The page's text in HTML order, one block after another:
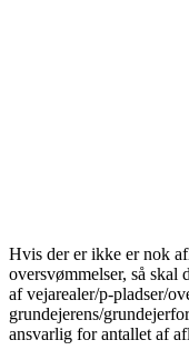
Hvis der er ikke er nok
oversvømmelser, så
af vejarealer/p-pladser/
grundejerens/
ansvarlig for antallet af